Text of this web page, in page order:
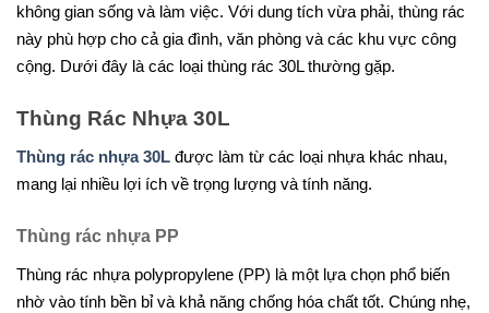
không gian sống và làm việc. Với dung tích vừa phải, thùng rác
này phù hợp cho cả gia đình, văn phòng và các khu vực công
cộng. Dưới đây là các loại thùng rác 30L thường gặp.
Thùng Rác Nhựa 30L
Thùng rác nhựa 30L được làm từ các loại nhựa khác nhau,
mang lại nhiều lợi ích về trọng lượng và tính năng.
Thùng rác nhựa PP
Thùng rác nhựa polypropylene (PP) là một lựa chọn phổ biến
nhờ vào tính bền bỉ và khả năng chống hóa chất tốt. Chúng nhẹ,